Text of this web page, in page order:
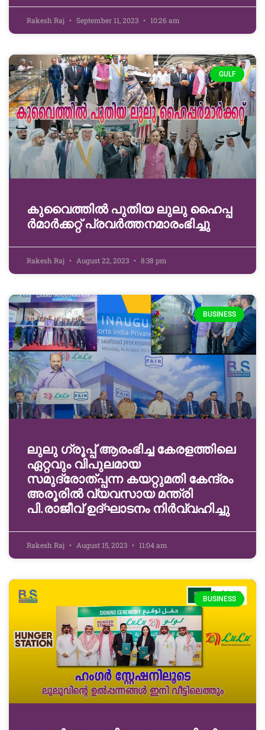
Rakesh Raj September 11, 2023 10:26 am
GULF
കു​വൈ​ത്തി​ൽ പു​തി​യ ലു​ലു ഹൈ​പ്പ​
ർ​മാ​ർ​ക്ക​റ്റ് പ്രവർത്തനമാരംഭിച്ചു
Rakesh Raj August 22, 2023 8:38 pm
BUSINESS
ലുലു ഗ്രൂപ്പ് ആരംഭിച്ച കേരളത്തിലെ
ഏറ്റവും വിപുലമായ
സമുദ്രോത്പ്പന്ന കയറ്റുമതി കേന്ദ്രം
അരൂരിൽ വ്യവസായ മന്ത്രി
പി.രാജീവ് ഉദ്ഘാടനം നിർവ്വഹിച്ചു
Rakesh Raj August 15, 2023 11:04 am
BUSINESS